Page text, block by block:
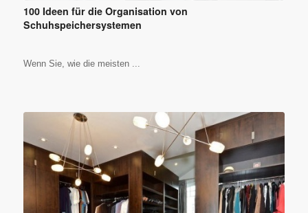
100 Ideen für die Organisation von
Schuhspeichersystemen
Wenn Sie, wie die meisten ...